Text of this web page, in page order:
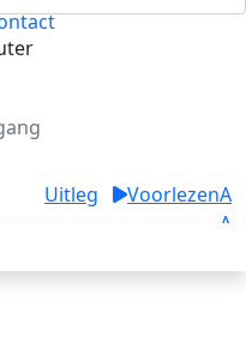
Uitleg VoorlezenA
A